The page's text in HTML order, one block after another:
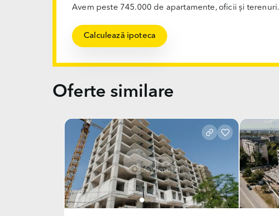
Avem peste 745.000 de apartamente, oficii și terenuri.
Calculează ipoteca
Oferte similare